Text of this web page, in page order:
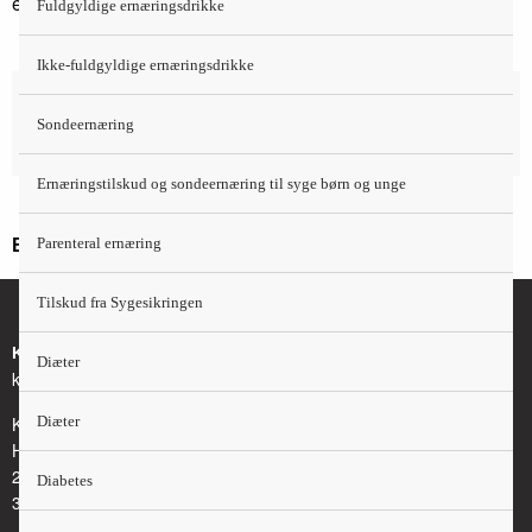
Fuldgyldige ernæringsdrikke
Ikke-fuldgyldige ernæringsdrikke
Sondeernæring
Ernæringstilskud og sondeernæring til syge børn og unge
Parenteral ernæring
Tilskud fra Sygesikringen
Diæter
Diæter
Diabetes
Diabetesforeningens publikationer
Er fagligt opdateret i 2016
Kontakt
kosthaandbogen@kost.dk
Kost og Ernæringsforbundet
Holmbladsgade 70
2300 København S
3163 6600